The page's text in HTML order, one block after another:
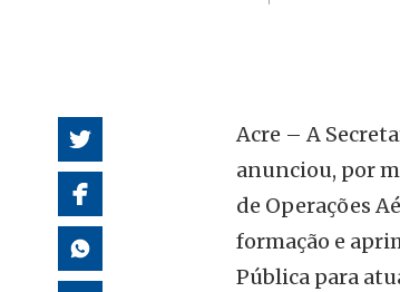
Acre – A
anunciou, por
de Operações
formação e
Pública para